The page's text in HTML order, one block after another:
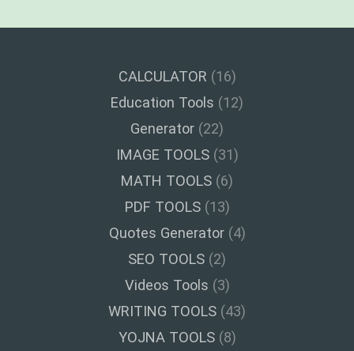
CALCULATOR (16)
Education Tools (12)
Generator (22)
IMAGE TOOLS(31)
MATH TOOLS (6)
PDF TOOLS(13)
Quotes Generator(4)
SEO TOOLS (2)
Videos Tools (3)
WRITING TOOLS (43)
YOJNA TOOLS(8)